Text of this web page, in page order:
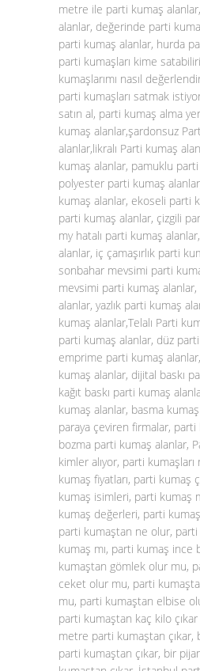
metre ile parti kumaş
alanlar, değerinde parti
parti kumaş alanlar, hurda
parti kumaşları kime
kumaşlarımı nasıl
parti kumaşları satmak
satın al, parti kumaş alma
kumaş alanlar,şardonsuz
alanlar,likralı Parti kumaş
kumaş alanlar, pamuklu
polyester parti kumaş
kumaş alanlar, ekoseli parti
parti kumaş alanlar, çizgili
my hatalı parti kumaş
alanlar, iç çamaşırlık parti
sonbahar mevsimi parti
mevsimi parti kumaş alanlar,
alanlar, yazlık parti kumaş
kumaş alanlar,Telalı Parti
parti kumaş alanlar, düz
emprime parti kumaş
kumaş alanlar, dijital baskı
kağıt baskı parti kumaş
kumaş alanlar, basma
paraya çeviren firmalar, parti
bozma parti kumaş alanlar,
kimler alıyor, parti kumaşları
kumaş fiyatları, parti kumaş
kumaş isimleri, parti kumaş
kumaş değerleri, parti
parti kumaştan ne olur, parti
kumaş mı, parti kumaş ince
kumaştan gömlek olur mu,
ceket olur mu, parti
mu, parti kumaştan elbise
parti kumaştan kaç kilo
metre parti kumaştan
parti kumaştan çıkar, bir